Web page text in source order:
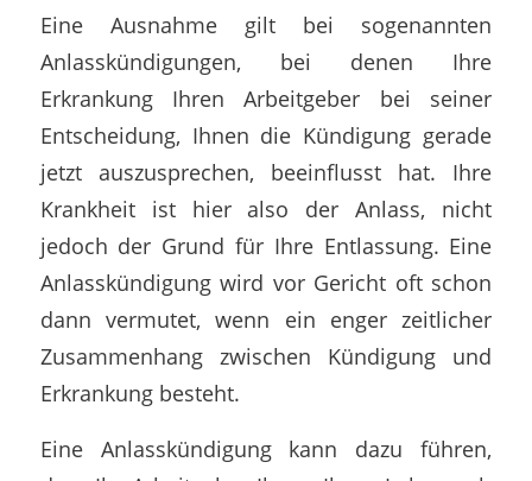
Eine Ausnahme gilt bei sogenannten
Anlasskündigungen, bei denen Ihre
Erkrankung Ihren Arbeitgeber bei seiner
Entscheidung, Ihnen die Kündigung gerade
jetzt auszusprechen, beeinflusst hat. Ihre
Krankheit ist hier also der Anlass, nicht
jedoch der Grund für Ihre Entlassung. Eine
Anlasskündigung wird vor Gericht oft schon
dann vermutet, wenn ein enger zeitlicher
Zusammenhang zwischen Kündigung und
Erkrankung besteht.
Eine Anlasskündigung kann dazu führen,